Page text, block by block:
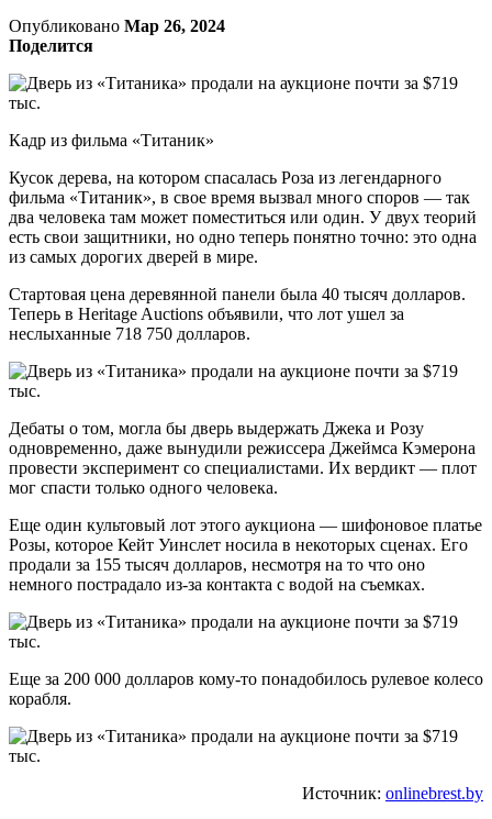
Опубликовано Мар 26, 2024
Поделится
Кадр из фильма «Титаник»
Кусок дерева, на котором спасалась Роза из легендарного
фильма «Титаник», в свое время вызвал много споров — так
два человека там может поместиться или один. У двух теорий
есть свои защитники, но одно теперь понятно точно: это одна
из самых дорогих дверей в мире.
Стартовая цена деревянной панели была 40 тысяч долларов.
Теперь в Heritage Auctions объявили, что лот ушел за
неслыханные 718 750 долларов.
Дебаты о том, могла бы дверь выдержать Джека и Розу
одновременно, даже вынудили режиссера Джеймса Кэмерона
провести эксперимент со специалистами. Их вердикт — плот
мог спасти только одного человека.
Еще один культовый лот этого аукциона — шифоновое платье
Розы, которое Кейт Уинслет носила в некоторых сценах. Его
продали за 155 тысяч долларов, несмотря на то что оно
немного пострадало из-за контакта с водой на съемках.
Еще за 200 000 долларов кому-то понадобилось рулевое колесо
корабля.
Источник: onlinebrest.by